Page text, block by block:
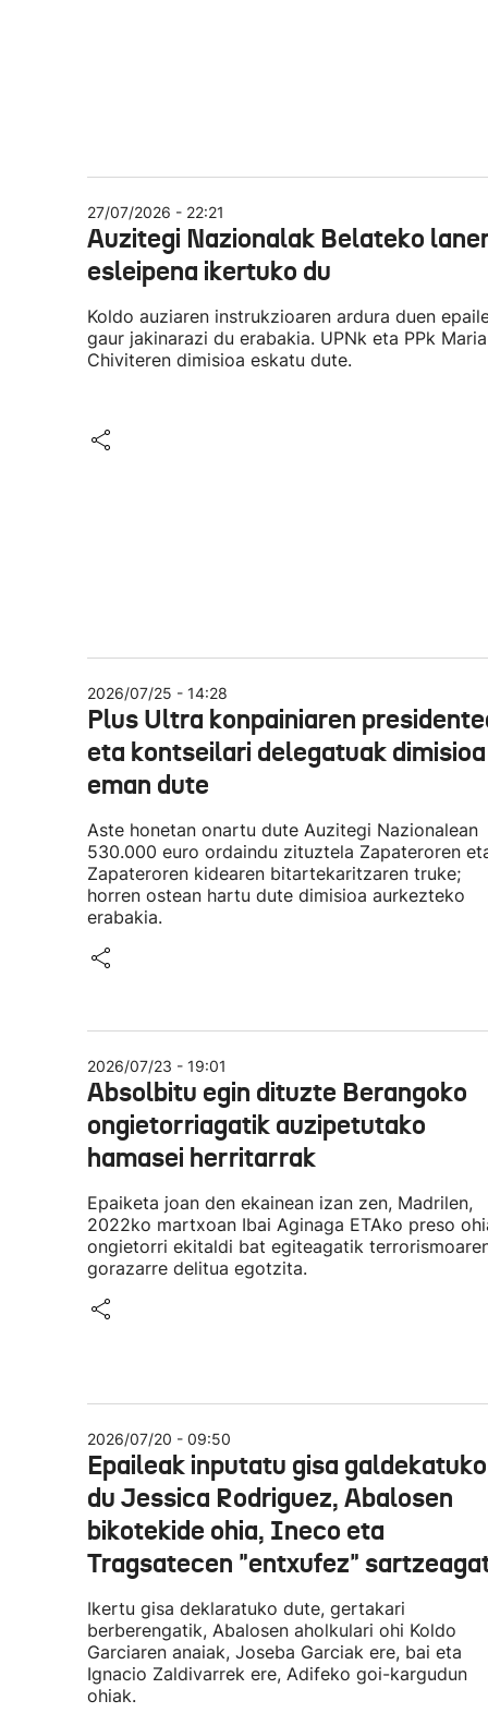
27/07/2026 - 22:21
Auzitegi Nazionalak Belateko
esleipena ikertuko du
Koldo auziaren instrukzioaren ardura duen
gaur jakinarazi du erabakia. UPNk eta PPk Maria
Chiviteren dimisioa eskatu dute.
2026/07/25 - 14:28
Plus Ultra konpainiaren
eta kontseilari delegatuak dimisioa
eman dute
Aste honetan onartu dute Auzitegi Nazionalean
530.000 euro ordaindu zituztela Zapateroren
Zapateroren kidearen bitartekaritzaren truke;
horren ostean hartu dute dimisioa aurkezteko
erabakia.
2026/07/23 - 19:01
Absolbitu egin dituzte Berangoko
ongietorriagatik auzipetutako
hamasei herritarrak
Epaiketa joan den ekainean izan zen, Madrilen,
2022ko martxoan Ibai Aginaga ETAko preso
ongietorri ekitaldi bat egiteagatik
gorazarre delitua egotzita.
2026/07/20 - 09:50
Epaileak inputatu gisa galdekatuko
du Jessica Rodriguez, Abalosen
bikotekide ohia, Ineco eta
Tragsatecen "entxufez"
Ikertu gisa deklaratuko dute, gertakari
berberengatik, Abalosen aholkulari ohi Koldo
Garciaren anaiak, Joseba Garciak ere, bai eta
Ignacio Zaldivarrek ere, Adifeko goi-kargudun
ohiak.